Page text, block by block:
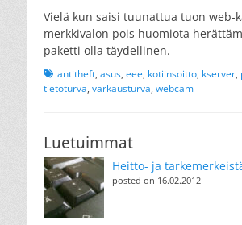
Vielä kun saisi tuunattua tuon web-
merkkivalon pois huomiota
paketti olla täydellinen.
Tagsantitheft, asus, eee, kotiinsoitto, kserver,
tietoturva, varkausturva, webcam
Luetuimmat
Heitto- ja
posted on 16.02.2012